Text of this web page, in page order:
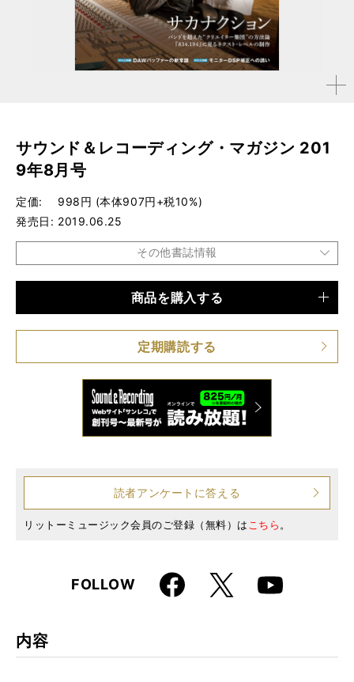
拡大す
サウンド＆レコーディング・マガジン 201
9年8月号
定価
998円 (本体907円+税10%)
発売日
2019.06.25
その他書誌情報
仕様 B5変形判 / 236ページ
商品を購入する
定期購読する
読者アンケートに答える
リットーミュージック会員のご登録（無料）はこちら。
FOLLOWFaceboo
k
X Youtube
内容